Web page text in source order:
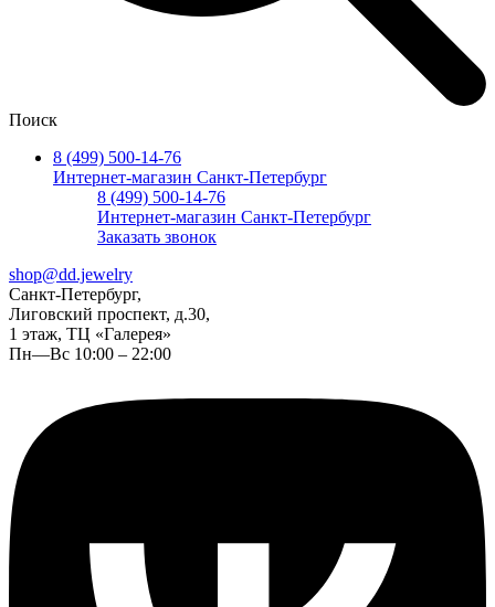
Поиск
8 (499) 500-14-76
Интернет-магазин Санкт-Петербург
8 (499) 500-14-76
Интернет-магазин Санкт-Петербург
Заказать звонок
shop@dd.jewelry
Санкт-Петербург,
Лиговский проспект, д.30,
1 этаж, ТЦ «Галерея»
Пн—Вс 10:00 – 22:00